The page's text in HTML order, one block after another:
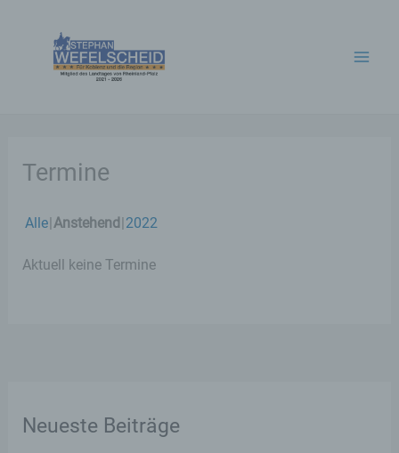
Termine
Alle Anstehend 2022
Aktuell keine Termine
Neueste Beiträge